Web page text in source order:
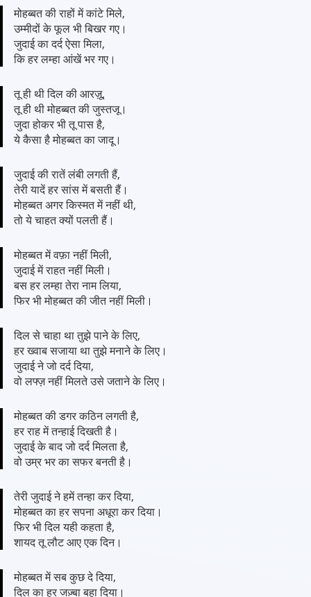
मोहब्बत की राहों में कांटे मिले,
उम्मीदों के फूल भी बिखर गए।
जुदाई का दर्द ऐसा मिला,
कि हर लम्हा आंखें भर गए।
तू ही थी दिल की आरज़ू,
तू ही थी मोहब्बत की जुस्तजू।
जुदा होकर भी तू पास है,
ये कैसा है मोहब्बत का जादू।
जुदाई की रातें लंबी लगती हैं,
तेरी यादें हर सांस में बसती हैं।
मोहब्बत अगर किस्मत में नहीं थी,
तो ये चाहत क्यों पलती हैं।
मोहब्बत में वफ़ा नहीं मिली,
जुदाई में राहत नहीं मिली।
बस हर लम्हा तेरा नाम लिया,
फिर भी मोहब्बत की जीत नहीं मिली।
दिल से चाहा था तुझे पाने के लिए,
हर ख्वाब सजाया था तुझे मनाने के लिए।
जुदाई ने जो दर्द दिया,
वो लफ्ज़ नहीं मिलते उसे जताने के लिए।
मोहब्बत की डगर कठिन लगती है,
हर राह में तन्हाई दिखती है।
जुदाई के बाद जो दर्द मिलता है,
वो उम्र भर का सफर बनती है।
तेरी जुदाई ने हमें तन्हा कर दिया,
मोहब्बत का हर सपना अधूरा कर दिया।
फिर भी दिल यही कहता है,
शायद तू लौट आए एक दिन।
मोहब्बत में सब कुछ दे दिया,
दिल का हर जज़्बा बहा दिया।